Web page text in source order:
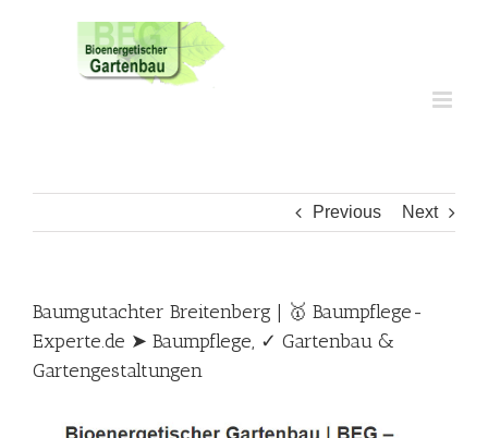
Previous Next
Baumgutachter Breitenberg | 🥇 Baumpflege-
Experte.de ➤ Baumpflege, ✓ Gartenbau &
Gartengestaltungen